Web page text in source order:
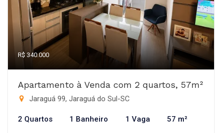
R$ 340.000
Apartamento à Venda com 2 quartos, 57m²
Jaraguá 99, Jaraguá do Sul-SC
2 Quartos 1 Banheiro 1 Vaga 57 m²